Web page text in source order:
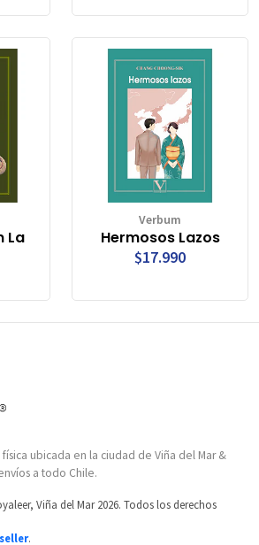
La
Verbum
Hermosos Lazos
$17.990
ubicada en la ciudad de Viña del Mar &
a todo Chile.
Viña del Mar 2026. Todos los derechos
.